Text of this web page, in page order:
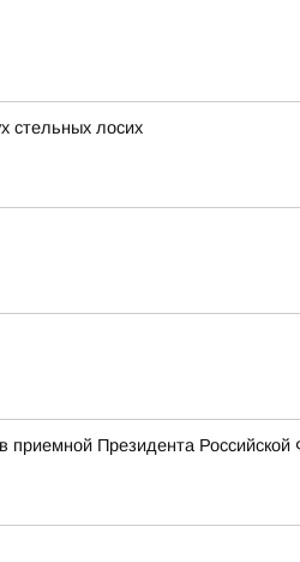
стельных лосих
приемной Президента